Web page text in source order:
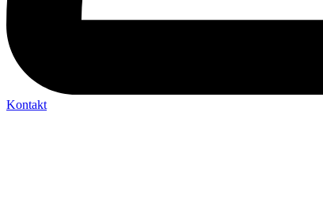
Kontakt